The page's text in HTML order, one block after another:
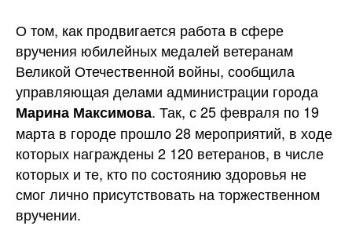
О том, как продвигается работа в сфере
вручения юбилейных медалей ветеранам
Великой Отечественной войны, сообщила
управляющая делами администрации города
Марина Максимова. Так, с 25 февраля по 19
марта в городе прошло 28 мероприятий, в ходе
которых награждены 2 120 ветеранов, в числе
которых и те, кто по состоянию здоровья не
смог лично присутствовать на торжественном
вручении.